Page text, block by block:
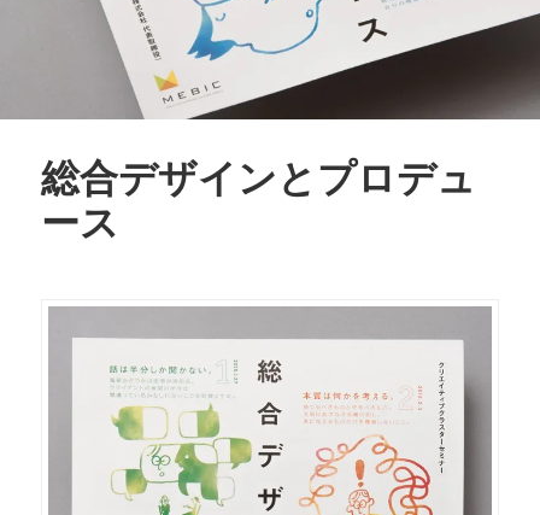
総合デザインとプロデュ
ース